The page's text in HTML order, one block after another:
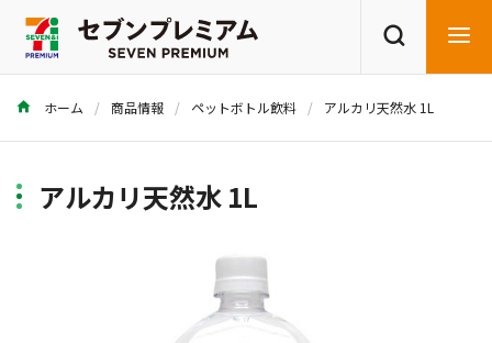
商品を探す
ホーム 商品情報 ペットボトル飲料 アルカリ天然水 1L
アルカリ天然水 1L